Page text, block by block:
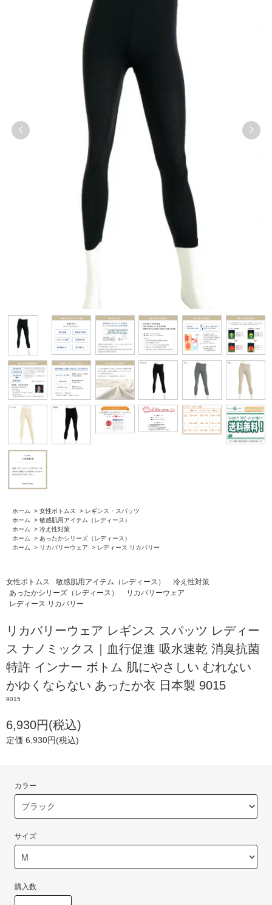
ホーム > 女性ボトムス > レギンス・スパッツ
ホーム
> 敏感肌用アイテム（レディース）
ホーム
> 冷え性対策
ホーム
> あったかシリーズ（レディース）
ホーム
> リカバリーウェア > レディース リカバリー
女性ボトムス 敏感肌用アイテム（レディース）
冷え性対策
あったかシリーズ（レディース）
リカバリーウェア
レディース リカバリー
リカバリーウェア レギンス スパッツ レディー
ス ナノミックス｜血行促進 吸水速乾 消臭抗菌
特許 インナー ボトム 肌にやさしい むれない
かゆくならない あったか衣 日本製 9015
9015
6,930円(税込)
定価 6,930円(税込)
カラー
サイズ
購入数